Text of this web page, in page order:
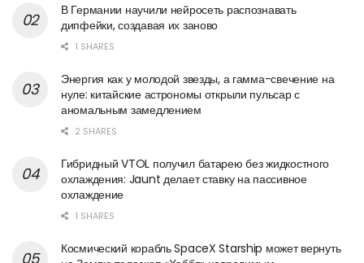
В Германии научили нейросеть распознавать
дипфейки, создавая их заново
1 SHARES
Энергия как у молодой звезды, а гамма-свечение на
нуле: китайские астрономы открыли пульсар с
аномальным замедлением
2 SHARES
Гибридный VTOL получил батарею без жидкостного
охлаждения: Jaunt делает ставку на пассивное
охлаждение
1 SHARES
Космический корабль SpaceX Starship может вернуть